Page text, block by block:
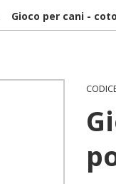
Gioco per cani -
Gioco per cani - cotonosso in